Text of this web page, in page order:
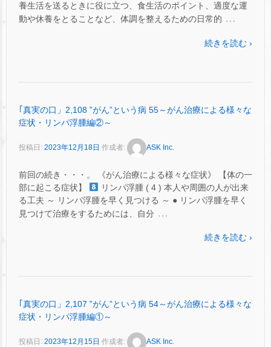
養生活を送るときに役に立つ、食生活のポイント、適度な運
動や休養をとることなど、体調を整えるための日常的 …
続きを読む ›
｢真実の口」2,108 ‟がん”という病 55～がん治療による様々な
症状・リンパ浮腫編②～
投稿日: 2023年12月18日 作成者: ASK Inc.
前回の続き・・・。 《がん治療による様々な症状》 【体の一
部に起こる症状】
リンパ浮腫 ( 4 ) 本人や周囲の人が出来
る工夫 ～ リンパ浮腫を早く見つける ～ ● リンパ浮腫を早く
見つけて治療をするためには、自分 …
続きを読む ›
｢真実の口」2,107 ‟がん”という病 54～がん治療による様々な
症状・リンパ浮腫編①～
投稿日: 2023年12月15日 作成者: ASK Inc.